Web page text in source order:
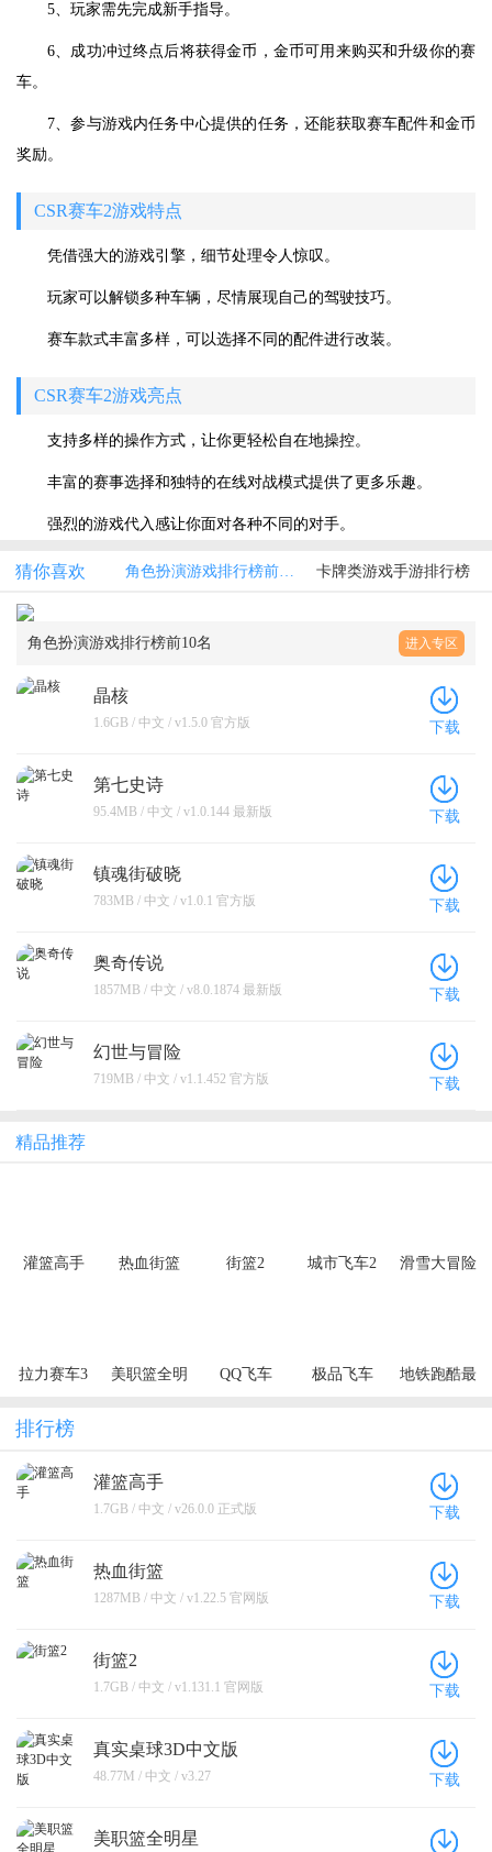
5、玩家需先完成新手指导。
6、成功冲过终点后将获得金币，金币可用来购买和升级你的赛
车。
7、参与游戏内任务中心提供的任务，还能获取赛车配件和金币
奖励。
CSR赛车2游戏特点
凭借强大的游戏引擎，细节处理令人惊叹。
玩家可以解锁多种车辆，尽情展现自己的驾驶技巧。
赛车款式丰富多样，可以选择不同的配件进行改装。
CSR赛车2游戏亮点
支持多样的操作方式，让你更轻松自在地操控。
丰富的赛事选择和独特的在线对战模式提供了更多乐趣。
强烈的游戏代入感让你面对各种不同的对手。
猜你喜欢 角色扮演游戏排行榜前10名 卡牌类游戏手游排行榜
角色扮演游戏排行榜前10名 进入专区
晶核
1.6GB / 中文 / v1.5.0 官方版 下载
第七史诗
95.4MB / 中文 / v1.0.144 最新版 下载
镇魂街破晓
783MB / 中文 / v1.0.1 官方版 下载
奥奇传说
1857MB / 中文 / v8.0.1874 最新版 下载
幻世与冒险
719MB / 中文 / v1.1.452 官方版 下载
精品推荐
灌篮高手 热血街篮 街篮2 城市飞车2 滑雪大冒险
拉力赛车3
美职篮全明
QQ飞车 极品飞车
地铁跑酷最
排行榜
灌篮高手
1.7GB / 中文 / v26.0.0 正式版 下载
热血街篮
1287MB / 中文 / v1.22.5 官网版 下载
街篮2
1.7GB / 中文 / v1.131.1 官网版 下载
真实桌球3D中文版
48.77M / 中文 / v3.27 下载
美职篮全明星